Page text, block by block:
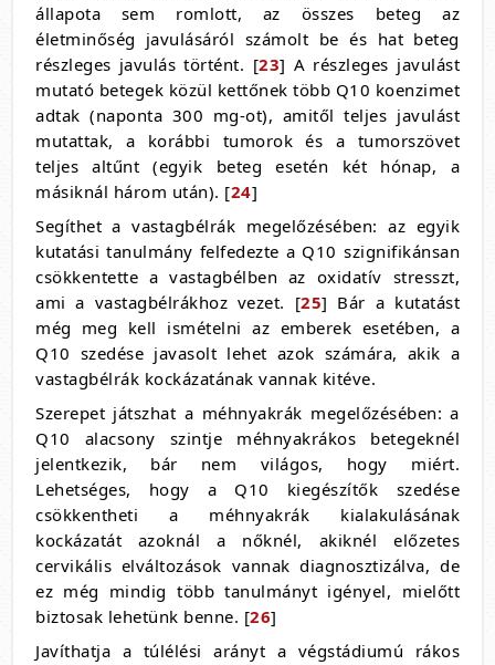
állapota sem romlott, az összes beteg az
életminőség javulásáról számolt be és hat beteg
részleges javulás történt. [23] A részleges javulást
mutató betegek közül kettőnek több Q10 koenzimet
adtak (naponta 300 mg-ot), amitől teljes javulást
mutattak, a korábbi tumorok és a tumorszövet
teljes altűnt (egyik beteg esetén két hónap, a
másiknál három után). [24]
Segíthet a vastagbélrák megelőzésében: az egyik
kutatási tanulmány felfedezte a Q10 szignifikánsan
csökkentette a vastagbélben az oxidatív stresszt,
ami a vastagbélrákhoz vezet. [25] Bár a kutatást
még meg kell ismételni az emberek esetében, a
Q10 szedése javasolt lehet azok számára, akik a
vastagbélrák kockázatának vannak kitéve.
Szerepet játszhat a méhnyakrák megelőzésében: a
Q10 alacsony szintje méhnyakrákos betegeknél
jelentkezik, bár nem világos, hogy miért.
Lehetséges, hogy a Q10 kiegészítők szedése
csökkentheti a méhnyakrák kialakulásának
kockázatát azoknál a nőknél, akiknél előzetes
cervikális elváltozások vannak diagnosztizálva, de
ez még mindig több tanulmányt igényel, mielőtt
biztosak lehetünk benne. [26]
Javíthatja a túlélési arányt a végstádiumú rákos